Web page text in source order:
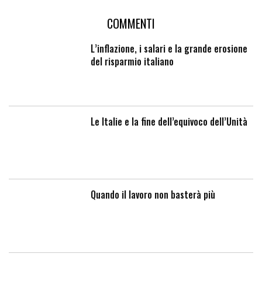
COMMENTI
L’inflazione, i salari e la grande erosione
del risparmio italiano
Le Italie e la fine dell’equivoco dell’Unità
Quando il lavoro non basterà più